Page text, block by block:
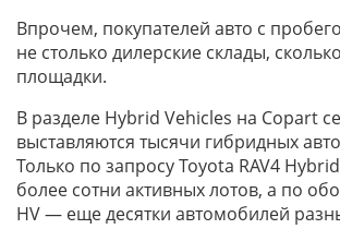
Впрочем, покупателей авто с
не столько дилерские склады,
площадки.
В разделе Hybrid Vehicles на Сopart
выставляются тысячи гибридных
Только по запросу Toyota RAV4
более сотни активных лотов, а по
HV — еще десятки автомобилей